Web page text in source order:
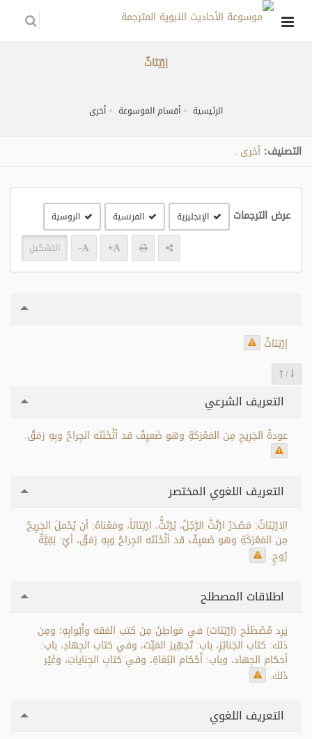
اِرْتِثاثٌ
الرئيسية أقسام الموسوعة أخرى
التصنيف: أخرى
عرض الترجمات الإنجليزية الفرنسية الروسية
+
- التشكيل
اِرْتِثاثٌ
/
التعريف الشرعي
عودةُ الجَرِيحِ مِن المَعْرَكَةِ وهو ضَعيِفٌ قد أثْخَنَتَه الجِراحُ وبِهِ رَمَقٌ.
التعريف اللغوي المختصر
الِارْتِثاثُ: مَصْدَرُ ارْتُثَّ الرَّجُلُ، يُرْتَثُّ، ارْتِثاثاً، ومَعْناهُ: أن يُحْملَ الجَرِيحُ
مِن المَعْرَكَةِ وهو ضَعيِفٌ قد أثْخَنَتَه الجِراحُ وبِهِ رَمَقٌ، أيْ: بَقِيَّةُ
رُوحٍ.
اطلاقات المصطلح
يَرِد مُصْطَلَح (ارْتِثاث) في مَواطِنَ مِن كتب الفقه وأَبْوابِهِ؛ ومِن
ذلك: كتاب الجَنائِزِ، باب: تَجهِيز المَيِّت، وفي كتاب الجِهادِ، باب:
أحكام الجِهاد، وباب: أَحْكام البُغاةِ، وفي كتابِ الجِناياتِ، وغَيْر
ذلك.
التعريف اللغوي